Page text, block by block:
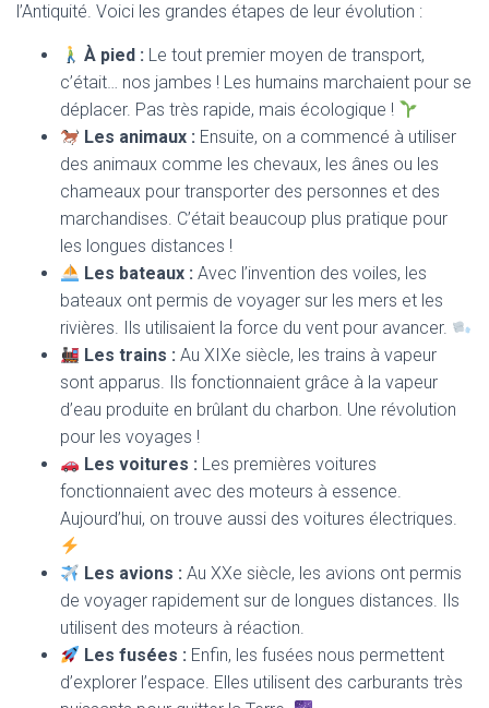
l’Antiquité. Voici les grandes étapes de leur évolution :
À pied : Le tout premier moyen de transport,
c’était… nos jambes ! Les humains marchaient pour se
déplacer. Pas très rapide, mais écologique !
Les animaux : Ensuite, on a commencé à utiliser
des animaux comme les chevaux, les ânes ou les
chameaux pour transporter des personnes et des
marchandises. C’était beaucoup plus pratique pour
les longues distances !
Les bateaux : Avec l’invention des voiles, les
bateaux ont permis de voyager sur les mers et les
rivières. Ils utilisaient la force du vent pour avancer.
Les trains : Au XIXe siècle, les trains à vapeur
sont apparus. Ils fonctionnaient grâce à la vapeur
d’eau produite en brûlant du charbon. Une révolution
pour les voyages !
Les voitures : Les premières voitures
fonctionnaient avec des moteurs à essence.
Aujourd’hui, on trouve aussi des voitures électriques.
Les avions : Au XXe siècle, les avions ont permis
de voyager rapidement sur de longues distances. Ils
utilisent des moteurs à réaction.
Les fusées : Enfin, les fusées nous permettent
d’explorer l’espace. Elles utilisent des carburants très